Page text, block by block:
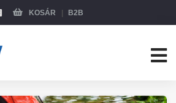
KOSÁR B2B